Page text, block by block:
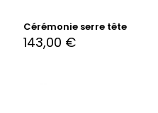
Cérémonie serre tête
143,00 €